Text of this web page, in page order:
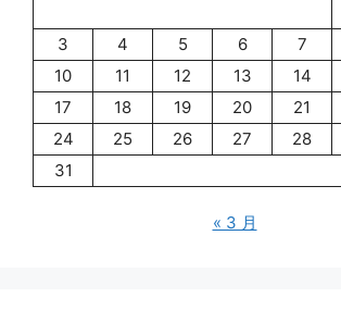
3
4 5 6 7
10
11 12 13 14
17
18 19 20 21
24
25 26 27 28
31
« 3 月